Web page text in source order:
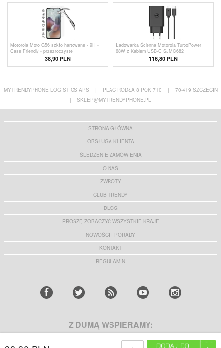
Motorola Moto G56 szkło hartowane - 9H -
Case Friendly - przezroczyste
38,90 PLN
Ładowarka Ścienna Motorola TurboPower
68W z Kablem USB-C SJMC682
116,80 PLN
MYTRENDYPHONE LOGISTICS APS | PLAC RODŁA 8 POK 710 |
70-419 SZCZECIN
|
SKLEP@MYTRENDYPHONE.PL
STRONA GŁÓWNA
OBSŁUGA KLIENTA
ŚLEDZENIE ZAMÓWIENIA
O NAS
ZWROTY
CLUB TRENDY
BLOG
PROSZĘ ZOBACZYĆ WSZYSTKIE KRAJE
NOWOŚCI I PORADY
KONTAKT
REGULAMIN
Z DUMĄ WSPIERAMY: